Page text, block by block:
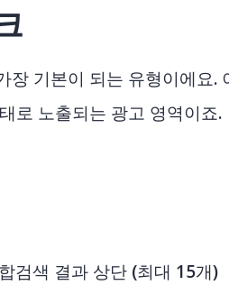
장 기본이 되는 유형이에요.
로 노출되는 광고 영역이죠.
검색 결과 상단 (최대 15개)